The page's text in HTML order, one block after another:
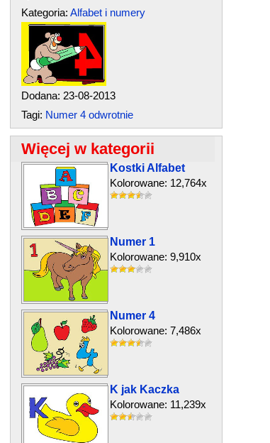
Kategoria: Alfabet i numery
Dodana: 23-08-2013
Tagi: Numer 4 odwrotnie
Więcej w kategorii
Kostki Alfabet
Kolorowane: 12,764x
Numer 1
Kolorowane: 9,910x
Numer 4
Kolorowane: 7,486x
K jak Kaczka
Kolorowane: 11,239x